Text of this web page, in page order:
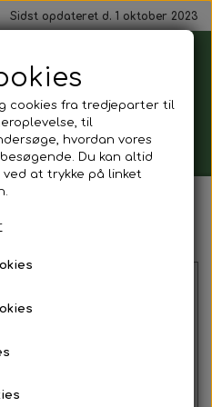
Sidst opdateret d. 1 oktober 2023
huset
cookies fra tredjeparter til
til
hvordan vores
Du kan altid
at trykke på linket